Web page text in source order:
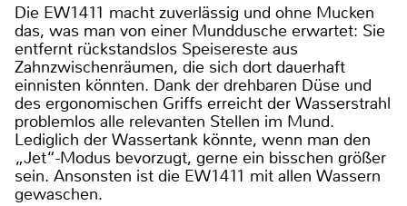
Die EW1411 macht zuverlässig und ohne Mucken
das, was man von einer Munddusche erwartet: Sie
entfernt rückstandslos Speisereste aus
Zahnzwischenräumen, die sich dort dauerhaft
einnisten könnten. Dank der drehbaren Düse und
des ergonomischen Griffs erreicht der Wasserstrahl
problemlos alle relevanten Stellen im Mund.
Lediglich der Wassertank könnte, wenn man den
„Jet“-Modus bevorzugt, gerne ein bisschen größer
sein. Ansonsten ist die EW1411 mit allen Wassern
gewaschen.